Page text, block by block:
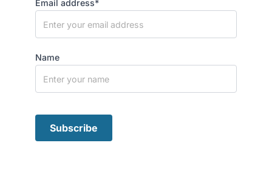
Email address*
Name